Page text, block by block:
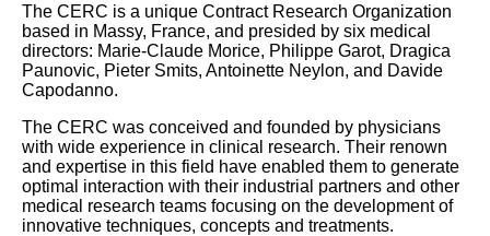
The CERC is a unique Contract Research Organization
based in Massy, France, and presided by six medical
directors: Marie-Claude Morice, Philippe Garot, Dragica
Paunovic, Pieter Smits, Antoinette Neylon, and Davide
Capodanno.
The CERC was conceived and founded by physicians
with wide experience in clinical research. Their renown
and expertise in this field have enabled them to generate
optimal interaction with their industrial partners and other
medical research teams focusing on the development of
innovative techniques, concepts and treatments.